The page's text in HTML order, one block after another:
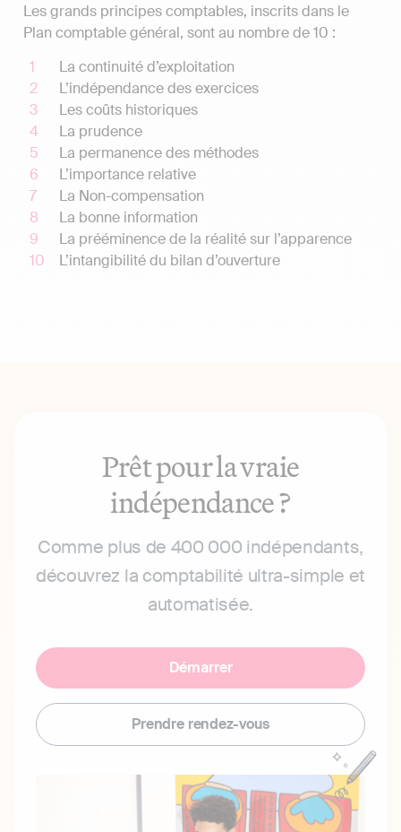
Les grands principes comptables, inscrits dans le
Plan comptable général, sont au nombre de 10 :
La continuité d’exploitation
L’indépendance des exercices
Les coûts historiques
La prudence
La permanence des méthodes
L’importance relative
La Non-compensation
La bonne information
La prééminence de la réalité sur l’apparence
L’intangibilité du bilan d’ouverture
Prêt pour la vraie
indépendance ?
Comme plus de 400 000 indépendants,
découvrez la comptabilité ultra-simple et
automatisée.
Démarrer
Prendre rendez-vous